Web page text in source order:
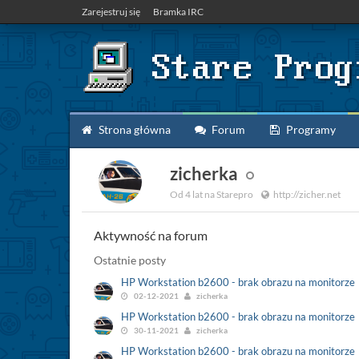
Zarejestruj się Bramka IRC
Strona główna Forum Programy
zicherka
Od 4 lat na Starepro http://zicher.net
Aktywność na forum
Ostatnie posty
HP Workstation b2600 - brak obrazu na monitorze
02-12-2021 zicherka
HP Workstation b2600 - brak obrazu na monitorze
30-11-2021 zicherka
HP Workstation b2600 - brak obrazu na monitorze